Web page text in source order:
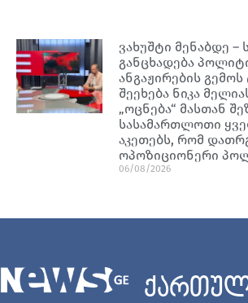
ვახუშტი მენაბდე –
განცხადება
ანგაჟირების
შეეხება ნიკა
„ოცნება“ მასთან
სასამართლოთი
აკეთებს, რომ
ოპოზიციონერი
06/08/2026